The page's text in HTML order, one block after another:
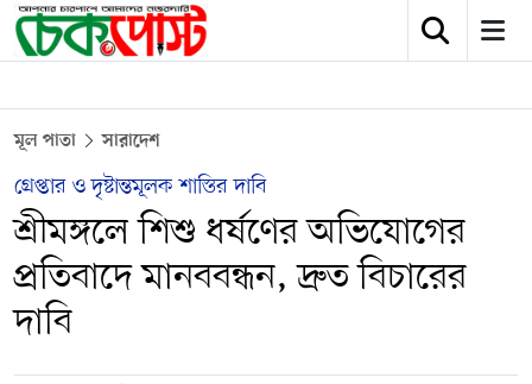
মূল পাতা সারাদেশ
গ্রেপ্তার ও দৃষ্টান্তমূলক শাস্তির দাবি
শ্রীমঙ্গলে শিশু ধর্ষণের অভিযোগের
প্রতিবাদে মানববন্ধন, দ্রুত বিচারের
দাবি